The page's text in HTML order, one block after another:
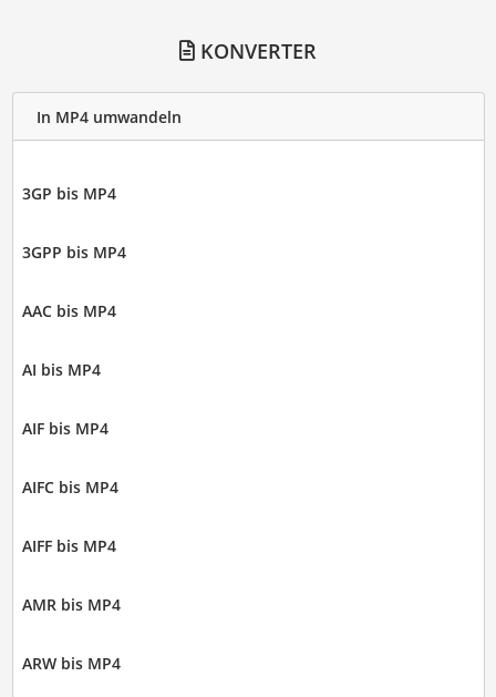
KONVERTER
In MP4 umwandeln
3GP bis MP4
3GPP bis MP4
AAC bis MP4
AI bis MP4
AIF bis MP4
AIFC bis MP4
AIFF bis MP4
AMR bis MP4
ARW bis MP4